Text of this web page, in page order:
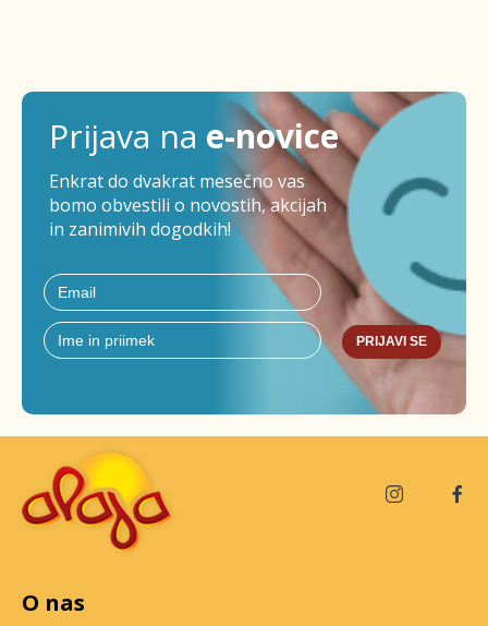
Prijava na e-novice
Enkrat do dvakrat mesečno vas
bomo obvestili o novostih, akcijah
in zanimivih dogodkih!
PRIJAVI SE
O nas